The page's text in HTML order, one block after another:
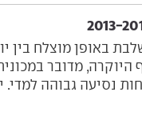
באופן מוצלח בין
מדובר
נסיעה גבוהה למדי.